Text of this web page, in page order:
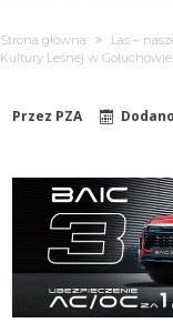
Strona główna
Las –
Kultury Leśnej w Gołuchowie
Przez PZA